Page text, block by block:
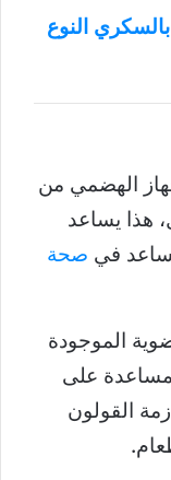
النوع
الهضمي من
هذا يساعد
في صحة
الموجودة
على
القولون